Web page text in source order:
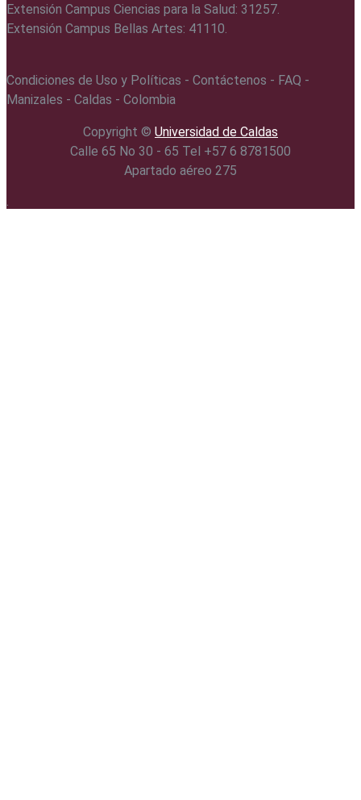
Extensión Campus Ciencias para la Salud: 31257.
Extensión Campus Bellas Artes: 41110.
Condiciones de Uso y Políticas - Contáctenos - FAQ -
Manizales - Caldas - Colombia
Copyright ©️ Universidad de Caldas
Calle 65 No 30 - 65 Tel +57 6 8781500
Apartado aéreo 275